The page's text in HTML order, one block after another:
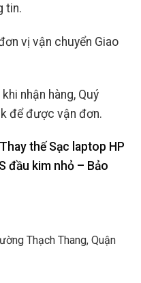
tin.
vị vận chuyển Giao
nhận hàng, Quý
để được vận đơn.
thế Sạc laptop HP
đầu kim nhỏ – Bảo
Thạch Thang, Quận